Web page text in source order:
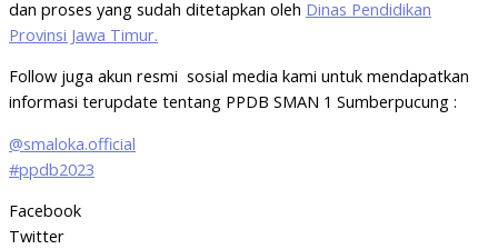
dan proses yang sudah ditetapkan oleh Dinas Pendidikan
Provinsi Jawa Timur.
Follow juga akun resmi sosial media kami untuk mendapatkan
informasi terupdate tentang PPDB SMAN 1 Sumberpucung :
@smaloka.official
#ppdb2023
Facebook
Twitter